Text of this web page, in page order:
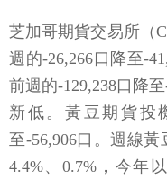
芝加哥期貨交易所（
週的-26,266口降至-
前週的-129,238口降
新低。黃豆期貨投
至-56,906口。週線黃
4.4%、0.7%，今年